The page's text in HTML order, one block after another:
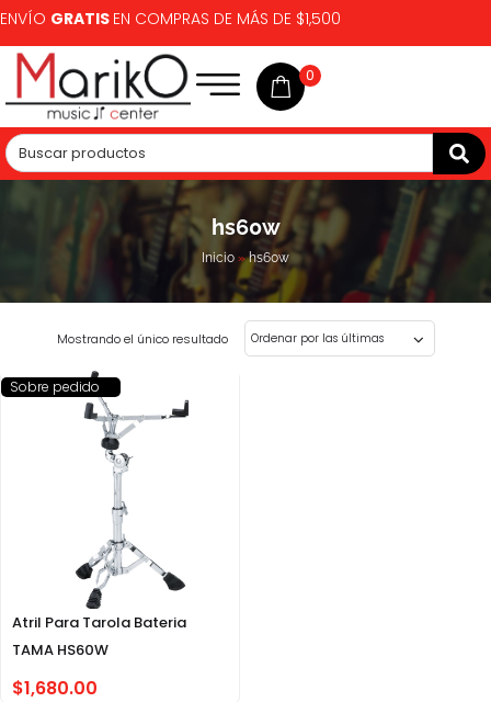
ENVÍO GRATIS EN COMPRAS DE MÁS DE $1,500
0
hs60w
Inicio »hs60w
Mostrando el único resultado
Sobre pedido
Atril Para Tarola Bateria
TAMA HS60W
$1,680.00